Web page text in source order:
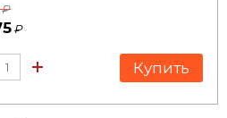
₽
₽
Купить